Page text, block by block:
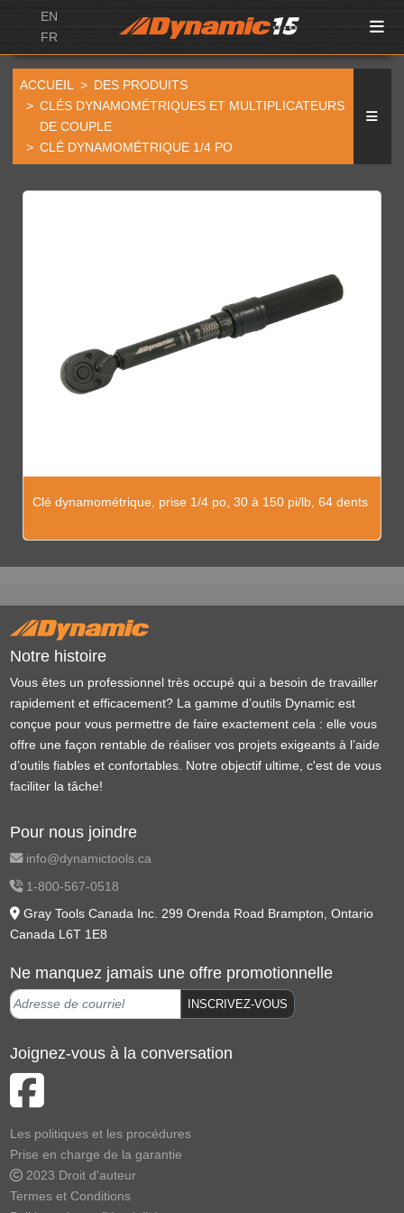
EN
FR
ACCUEIL
DES PRODUITS
CLÉS DYNAMOMÉTRIQUES ET MULTIPLICATEURS
DE COUPLE
CLÉ DYNAMOMÉTRIQUE 1/4 PO
Clé dynamométrique, prise 1/4 po, 30 à 150 pi/lb, 64 dents
Notre histoire
Vous êtes un professionnel très occupé qui a besoin de travailler
rapidement et efficacement? La gamme d’outils Dynamic est
conçue pour vous permettre de faire exactement cela : elle vous
offre une façon rentable de réaliser vos projets exigeants à l’aide
d’outils fiables et confortables. Notre objectif ultime, c'est de vous
faciliter la tâche!
Pour nous joindre
info@dynamictools.ca
1-800-567-0518
Gray Tools Canada Inc. 299 Orenda Road Brampton, Ontario
Canada L6T 1E8
Ne manquez jamais une offre promotionnelle
INSCRIVEZ-VOUS
Joignez-vous à la conversation
Les politiques et les procédures
Prise en charge de la garantie
2023 Droit d'auteur
Termes et Conditions